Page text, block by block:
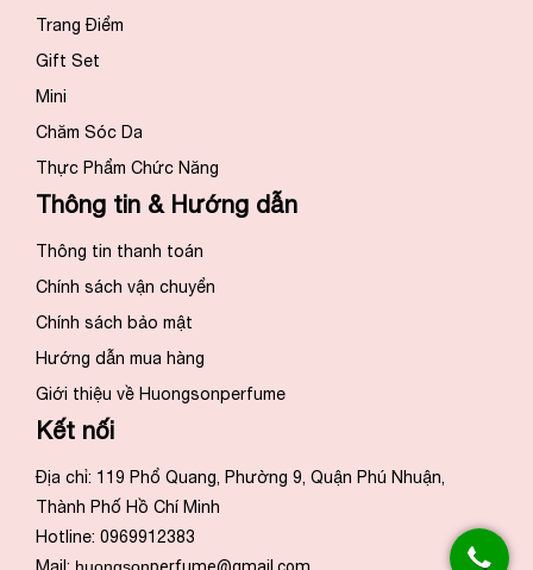
Trang Điểm
Gift Set
Mini
Chăm Sóc Da
Thực Phẩm Chức Năng
Thông tin & Hướng dẫn
Thông tin thanh toán
Chính sách vận chuyển
Chính sách bảo mật
Hướng dẫn mua hàng
Giới thiệu về Huongsonperfume
Kết nối
Địa chỉ: 119 Phổ Quang, Phường 9, Quận Phú Nhuận,
Thành Phố Hồ Chí Minh
Hotline: 0969912383